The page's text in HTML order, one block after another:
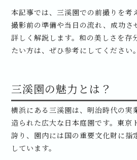
本記事では、三溪園での前撮りを考
撮影前の準備や当日の流れ、成功さ
詳しく解説します。和の美しさを存
たい方は、ぜひ参考にしてください。
三溪園の魅力とは？
横浜にある三溪園は、明治時代の実
造られた広大な日本庭園です。東京
誇り、園内には国の重要文化財に指
しています。